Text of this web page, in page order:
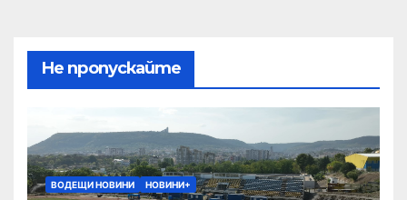
Не пропускайте
ВОДЕЩИ НОВИНИ НОВИНИ+